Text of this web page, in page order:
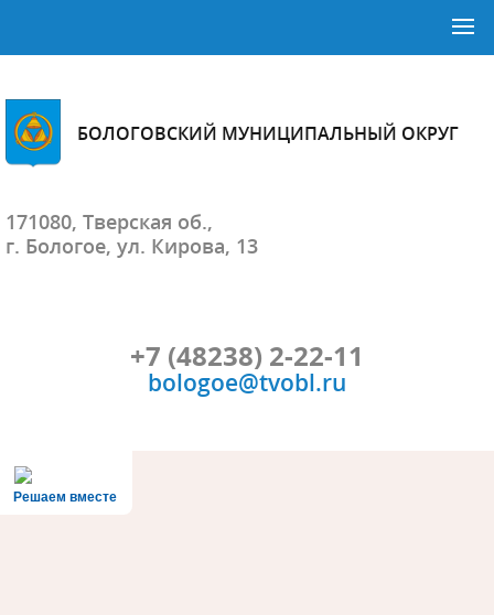
БОЛОГОВСКИЙ МУНИЦИПАЛЬНЫЙ ОКРУГ
171080, Тверская об.,
г. Бологое, ул. Кирова, 13
+7 (48238) 2-22-11
bologoe@tvobl.ru
Решаем вместе